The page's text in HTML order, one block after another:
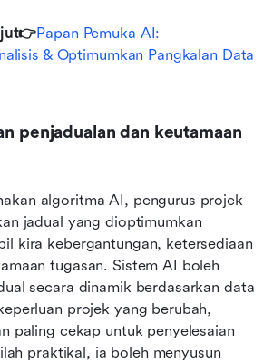
Papan Pemuka AI:
& Optimumkan Pangkalan Data
penjadualan dan keutamaan
algoritma AI, pengurus projek
jadual yang dioptimumkan
kira kebergantungan, ketersediaan
tugasan. Sistem AI boleh
secara dinamik berdasarkan data
projek yang berubah,
paling cekap untuk penyelesaian
praktikal, ia boleh menyusun